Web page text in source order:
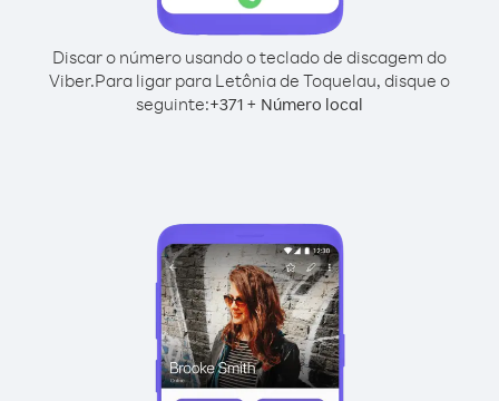
Discar o número usando o teclado de discagem do
Viber.Para ligar para Letônia de Toquelau, disque o
seguinte:+371 + Número local